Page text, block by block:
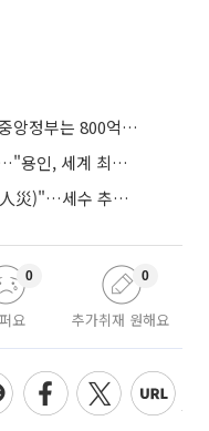
추미애 "소방인건비 1조1000억 중 중앙정부는 800억뿐"
이상일 시장, 다낭 국제무대 올랐다…"용인, 세계 최대 반도체 도시 된다"
경기도의회 국힘 "7조 채무는 인재(人災)"…세수 추계 조작 의혹 제기
요
0
추가취재 원해요
0